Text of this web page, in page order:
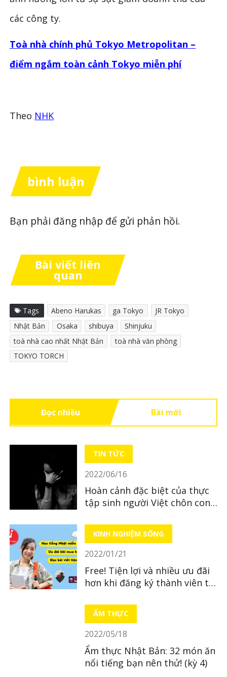
các công ty.
Toà nhà chính phủ Tokyo Metropolitan –
điểm ngắm toàn cảnh Tokyo miễn phí
Theo NHK
bình luận
Bạn phải đăng nhập để gửi phản hồi.
Bài viết liên
quan
Tags Abeno Harukas ga Tokyo
JR Tokyo
Nhật Bản
Osaka shibuya
Shinjuku
toà nhà cao nhất Nhật Bản
toà nhà văn phòng
TOKYO TORCH
Đọc nhiều Bài mới
TIN TỨC
2022/06/16
Hoàn cảnh đặc biệt của thực
tập sinh người Việt chôn con
KINH NGHIỆM SỐNG
2022/01/21
Free! Tiện lợi và nhiều ưu đãi
hơn khi đăng ký thành viên tại
ẨM THỰC
2022/05/18
Ẩm thực Nhật Bản: 32 món ăn
nổi tiếng bạn nên thử! (kỳ 4)